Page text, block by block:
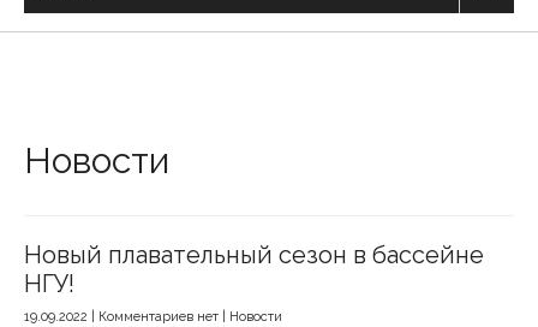
Новости
Новый плавательный сезон в бассейне
НГУ!
19.09.2022 Комментариев нет Новости